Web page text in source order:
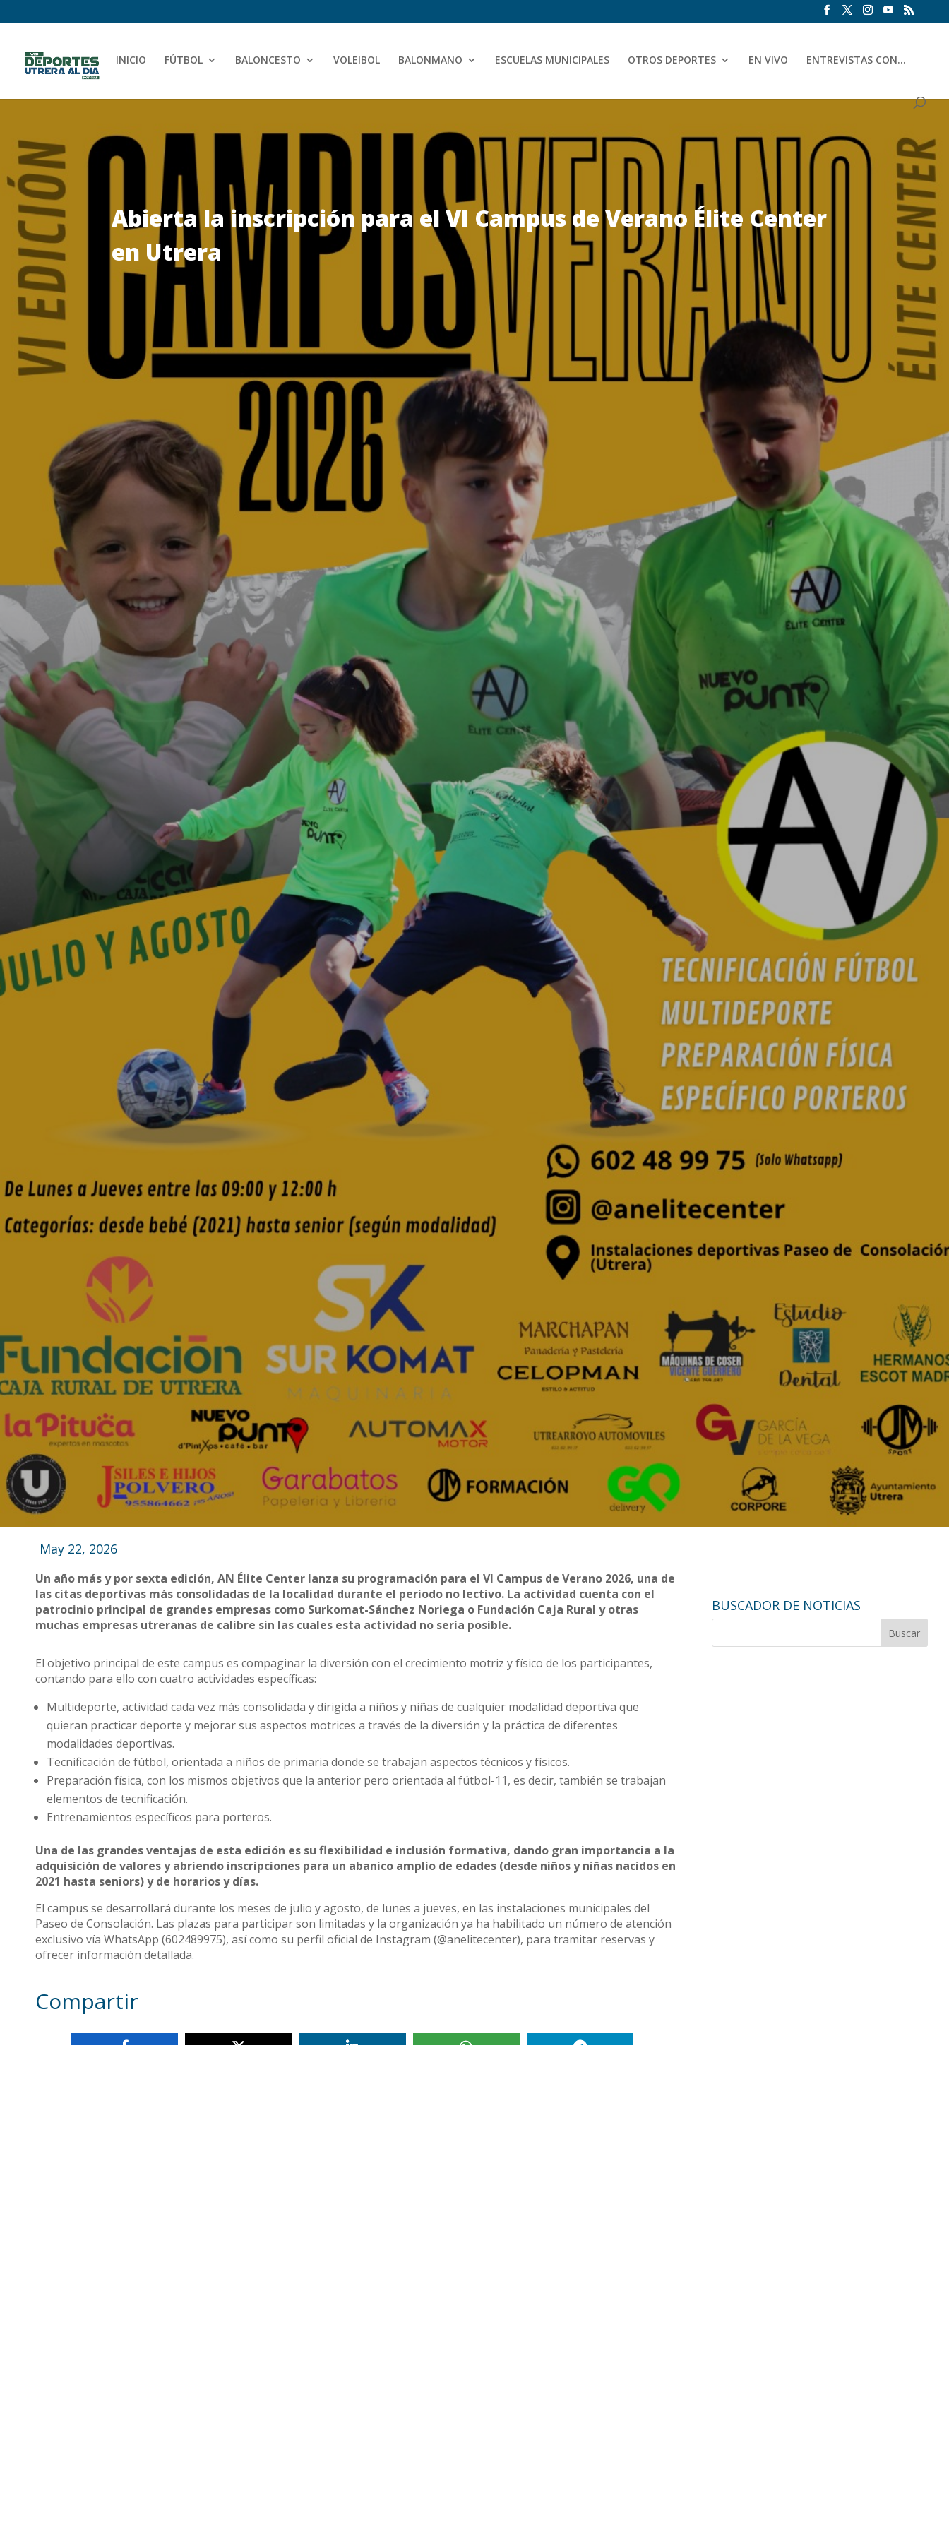
INICIO FÚTBOL BALONCESTO VOLEIBOL BALONMANO ESCUELAS MUNICIPALES OTROS DEPORTES EN VIVO ENTREVISTAS CON…
Abierta la inscripción para el VI Campus de Verano Élite Center
en Utrera
May 22, 2026
Un año más y por sexta edición, AN Élite Center lanza su programación para el VI Campus de Verano 2026, una de
las citas deportivas más consolidadas de la localidad durante el periodo no lectivo. La actividad cuenta con el
patrocinio principal de grandes empresas como Surkomat-Sánchez Noriega o Fundación Caja Rural y otras
muchas empresas utreranas de calibre sin las cuales esta actividad no sería posible.
El objetivo principal de este campus es compaginar la diversión con el crecimiento motriz y físico de los participantes,
contando para ello con cuatro actividades específicas:
Multideporte, actividad cada vez más consolidada y dirigida a niños y niñas de cualquier modalidad deportiva que
quieran practicar deporte y mejorar sus aspectos motrices a través de la diversión y la práctica de diferentes
modalidades deportivas.
Tecnificación de fútbol, orientada a niños de primaria donde se trabajan aspectos técnicos y físicos.
Preparación física, con los mismos objetivos que la anterior pero orientada al fútbol-11, es decir, también se trabajan
elementos de tecnificación.
Entrenamientos específicos para porteros.
Una de las grandes ventajas de esta edición es su flexibilidad e inclusión formativa, dando gran importancia a la
adquisición de valores y abriendo inscripciones para un abanico amplio de edades (desde niños y niñas nacidos en
2021 hasta seniors) y de horarios y días.
El campus se desarrollará durante los meses de julio y agosto, de lunes a jueves, en las instalaciones municipales del
Paseo de Consolación. Las plazas para participar son limitadas y la organización ya ha habilitado un número de atención
exclusivo vía WhatsApp (602489975), así como su perfil oficial de Instagram (@anelitecenter), para tramitar reservas y
ofrecer información detallada.
Compartir
BUSCADOR DE NOTICIAS